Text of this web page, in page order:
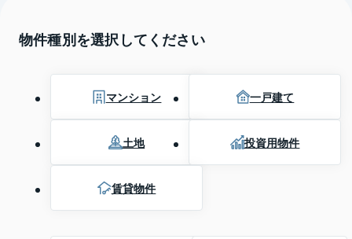
物件種別を選択してください
マンション 一戸建て
土地 投資用物件
賃貸物件